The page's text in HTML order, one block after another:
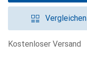
Vergleichen
kostenloser Versand